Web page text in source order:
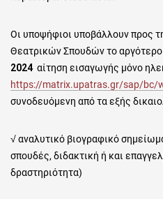
Οι υποψήφιοι υποβάλλουν προς
Θεατρικών Σπουδών το αργότερο
2024 αίτηση εισαγωγής μόνο
https://matrix.upatras.gr/sap/bc/
συνοδευόμενη από τα εξής
√ αναλυτικό βιογραφικό
σπουδές, διδακτική ή και
δραστηριότητα)